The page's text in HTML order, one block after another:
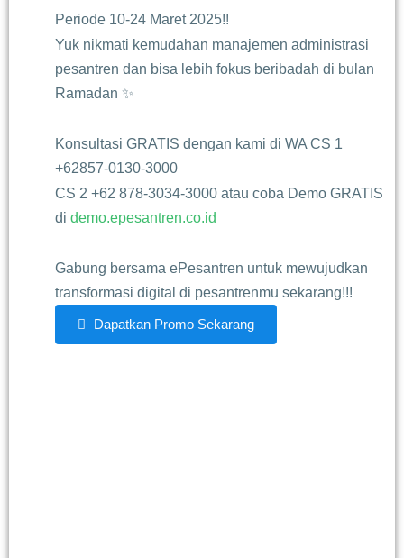
Periode 10-24 Maret 2025!!
Yuk nikmati kemudahan manajemen administrasi
pesantren dan bisa lebih fokus beribadah di bulan
Ramadan ✨
Konsultasi GRATIS dengan kami di WA CS 1
+62857-0130-3000
CS 2 +62 878-3034-3000 atau coba Demo GRATIS
di demo.epesantren.co.id
Gabung bersama ePesantren untuk mewujudkan
transformasi digital di pesantrenmu sekarang!!!
Dapatkan Promo Sekarang